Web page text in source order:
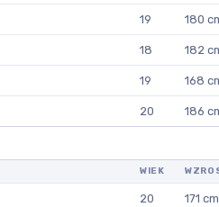
19 180
18 182
19 168
20 186
WIEK
20 171 cm